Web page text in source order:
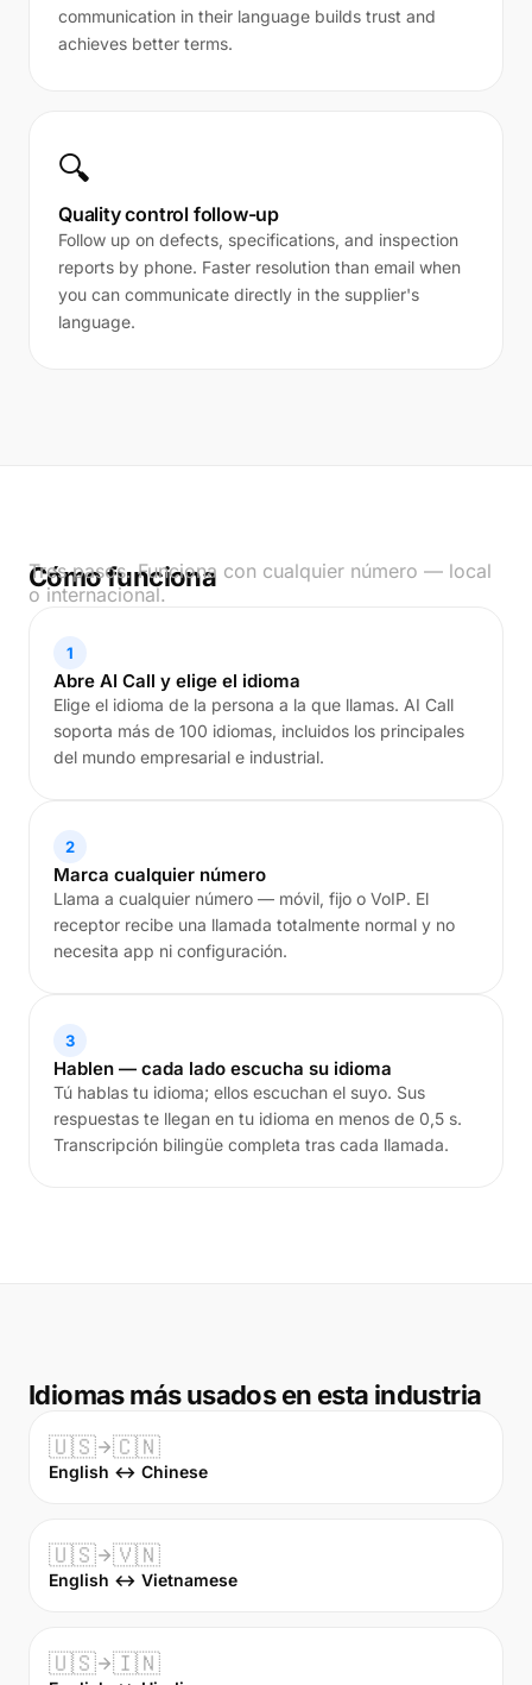
communication in their language builds trust and
achieves better terms.
🔍
Quality control follow-up
Follow up on defects, specifications, and inspection
reports by phone. Faster resolution than email when
you can communicate directly in the supplier's
language.
Cómo funciona
Tres pasos. Funciona con cualquier número — local
o internacional.
1
Abre AI Call y elige el idioma
Elige el idioma de la persona a la que llamas. AI Call
soporta más de 100 idiomas, incluidos los principales
del mundo empresarial e industrial.
2
Marca cualquier número
Llama a cualquier número — móvil, fijo o VoIP. El
receptor recibe una llamada totalmente normal y no
necesita app ni configuración.
3
Hablen — cada lado escucha su idioma
Tú hablas tu idioma; ellos escuchan el suyo. Sus
respuestas te llegan en tu idioma en menos de 0,5 s.
Transcripción bilingüe completa tras cada llamada.
Idiomas más usados en esta industria
🇺🇸 🇨🇳
English ↔ Chinese
🇺🇸 🇻🇳
English ↔ Vietnamese
🇺🇸 🇮🇳